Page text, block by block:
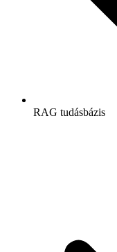
RAG tudásbázis